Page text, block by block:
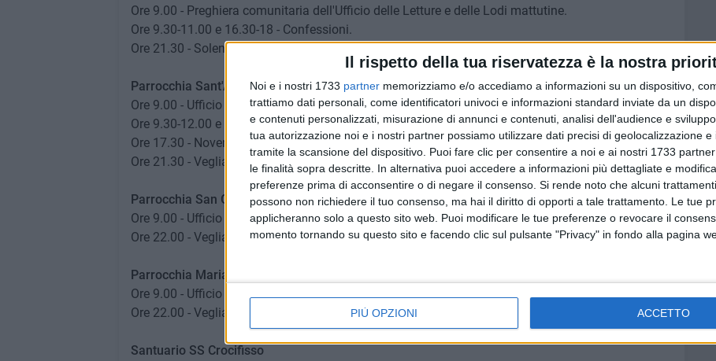
Il rispetto della tua riservatezza è la nostra
Noi e i nostri 1733 partner memorizziamo e/o accediamo a informazioni su un dispositivo,
trattiamo dati personali, come identificatori univoci e informazioni standard inviate da un
e contenuti personalizzati, misurazione di annunci e contenuti, analisi dell'audience e
tua autorizzazione noi e i nostri partner possiamo utilizzare dati precisi di geolocalizzazione e
tramite la scansione del dispositivo. Puoi fare clic per consentire a noi e ai nostri 1733
le finalità sopra descritte. In alternativa puoi accedere a informazioni più dettagliate e
preferenze prima di acconsentire o di negare il consenso. Si rende noto che alcuni
possono non richiedere il tuo consenso, ma hai il diritto di opporti a tale trattamento. Le tue
applicheranno solo a questo sito web. Puoi modificare le tue preferenze o revocare il
momento tornando su questo sito e facendo clic sul pulsante "Privacy" in fondo alla pagina
PIÙ OPZIONI ACCETTO
Ore 9.00 - Preghiera comunitaria dell'Ufficio delle Letture e delle Lodi mattutine.
Ore 9.30-11.00 e 16.30-18 - Confessioni.
Ore 21.30 - Solenne Veglia pasquale nella Notte Santa.
Parrocchia Sant'Agostino
Ore 9.00 - Ufficio delle Letture.
Ore 9.30-12.00 e 17-00 - 19.30 - Confessioni.
Ore 17.30 - Novena alla Divina Misericordia.
Ore 21.30 - Veglia Pasquale.
Parrocchia San Giuseppe
Ore 9.00 - Ufficio delle Letture.
Ore 22.00 - Veglia Pasquale.
Parrocchia Maria SS Immacolata
Ore 9.00 - Ufficio delle Letture e delle Lodi mattutine.
Ore 22.00 - Veglia Pasquale.
Santuario SS Crocifisso